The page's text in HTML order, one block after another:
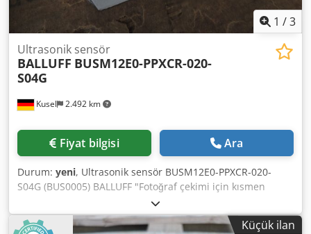
1 /3
Kusel 2.492 km
Ultrasonik sensör
BALLUFF BUSM12E0-PPXCR-020-
S04G
Fiyat bilgisi Ara
Durum: yeni, Ultrasonik sensör BUSM12E0-PPXCR-020-
S04G (BUS0005) BALLUFF "Fotoğraf çekimi için kısmen
ambalajından çıkarılmış – kullanılmamış, depodaki fazla
stoktan arta kalan ürün" Cedpfx Akszr T Icsvorf
Küçük ilan